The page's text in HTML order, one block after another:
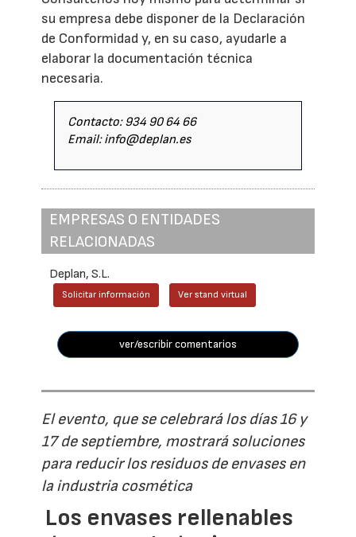
su empresa debe disponer de la Declaración
de Conformidad y, en su caso, ayudarle a
elaborar la documentación técnica
necesaria.
Contacto: 934 90 64 66
Email: info@deplan.es
EMPRESAS O ENTIDADES
RELACIONADAS
Deplan, S.L.
Solicitar información Ver stand virtual
ver/escribir comentarios
El evento, que se celebrará los días 16 y
17 de septiembre, mostrará soluciones
para reducir los residuos de envases en
la industria cosmética
Los envases rellenables